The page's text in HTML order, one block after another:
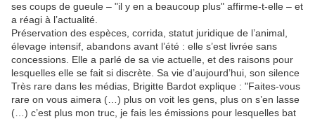
ses coups de gueule – "il y en a beaucoup plus" affirme-t-elle – et
a réagi à l’actualité.
Préservation des espèces, corrida, statut juridique de l’animal,
élevage intensif, abandons avant l’été : elle s’est livrée sans
concessions. Elle a parlé de sa vie actuelle, et des raisons pour
lesquelles elle se fait si discrète. Sa vie d’aujourd’hui, son silence
Très rare dans les médias, Brigitte Bardot explique : "Faites-vous
rare on vous aimera (…) plus on voit les gens, plus on s’en lasse
(…) c’est plus mon truc, je fais les émissions pour lesquelles bat